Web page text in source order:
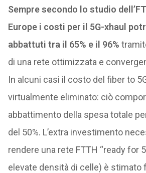
Sempre secondo lo studio
Europe i costi per il 5G-xhaul
abbattuti tra il 65% e il 96%
di una rete ottimizzata e
In alcuni casi il costo del fiber to
virtualmente eliminato: ciò
abbattimento della spesa totale
del 50%. L’extra investimento
rendere una rete FTTH “ready for
elevate densità di celle) è stimato